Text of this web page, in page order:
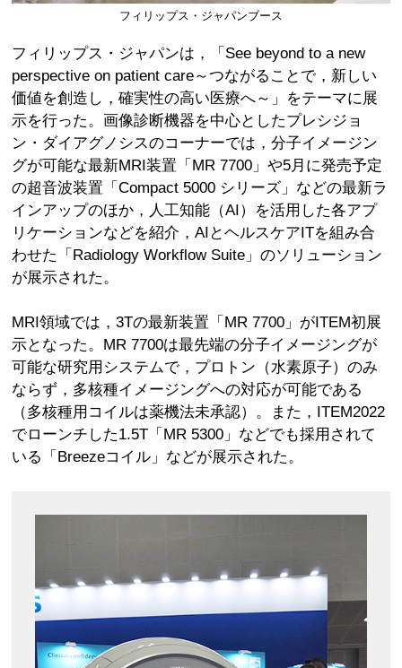
フィリップス・ジャパンブース
フィリップス・ジャパンは，「See beyond to a new
perspective on patient care～つながることで，新しい
価値を創造し，確実性の高い医療へ～」をテーマに展
示を行った。画像診断機器を中心としたプレシジョ
ン・ダイアグノシスのコーナーでは，分子イメージン
グが可能な最新MRI装置「MR 7700」や5月に発売予定
の超音波装置「Compact 5000 シリーズ」などの最新ラ
インアップのほか，人工知能（AI）を活用した各アプ
リケーションなどを紹介，AIとヘルスケアITを組み合
わせた「Radiology Workflow Suite」のソリューション
が展示された。
MRI領域では，3Tの最新装置「MR 7700」がITEM初展
示となった。MR 7700は最先端の分子イメージングが
可能な研究用システムで，プロトン（水素原子）のみ
ならず，多核種イメージングへの対応が可能である
（多核種用コイルは薬機法未承認）。また，ITEM2022
でローンチした1.5T「MR 5300」などでも採用されて
いる「Breezeコイル」などが展示された。